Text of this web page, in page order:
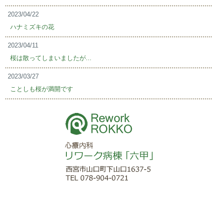
2023/04/22
ハナミズキの花
2023/04/11
桜は散ってしまいましたが...
2023/03/27
ことしも桜が満開です